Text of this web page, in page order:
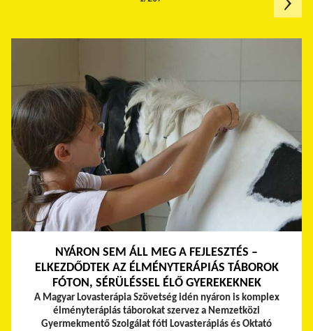
NYÁRON SEM ÁLL MEG A FEJLESZTÉS –
ELKEZDŐDTEK AZ ÉLMÉNYTERÁPIÁS TÁBOROK
FÓTON, SÉRÜLÉSSEL ÉLŐ GYEREKEKNEK
A Magyar Lovasterápia Szövetség idén nyáron is komplex
élményterápiás táborokat szervez a Nemzetközi
Gyermekmentő Szolgálat fóti Lovasterápiás és Oktató